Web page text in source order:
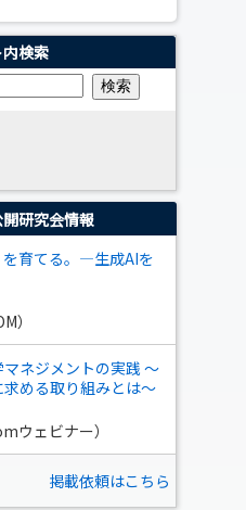
検索
研究会情報
育てる。―生成AIを
）
ネジメントの実践 ～
める取り組みとは～
ウェビナー）
掲載依頼はこちら